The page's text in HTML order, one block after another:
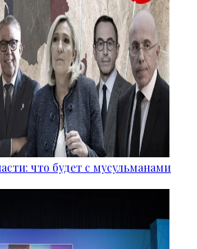
что будет с мусульманами